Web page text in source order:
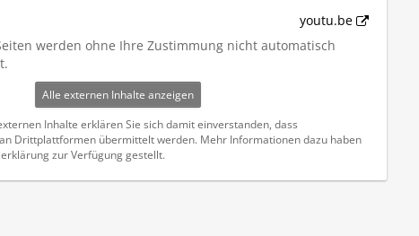
youtu.be
werden ohne Ihre Zustimmung nicht automatisch
Alle externen Inhalte anzeigen
Inhalte erklären Sie sich damit einverstanden, dass
Drittplattformen übermittelt werden. Mehr Informationen dazu haben
zur Verfügung gestellt.